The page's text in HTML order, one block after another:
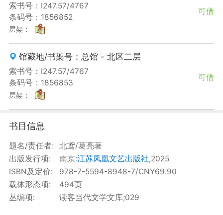
索书号：I247.57/4767
条码号：1856852
可借
层架：
馆藏地/书架号：总馆 - 北区二层
索书号：I247.57/4767
条码号：1856853
可借
层架：
书目信息
题名/责任者:
北鸢/葛亮著
出版发行项:
南京:江苏凤凰文艺出版社,2025
ISBN及定价:
978-7-5594-8948-7/CNY69.90
载体形态项:
494页
丛编项:
读客当代文学文库;029